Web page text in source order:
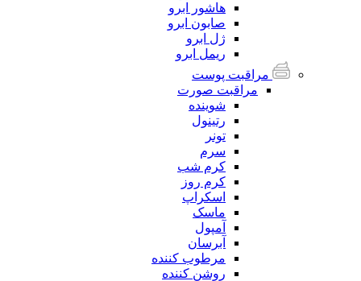
هاشور ابرو
صابون ابرو
ژل ابرو
ریمل ابرو
مراقبت پوست
مراقبت صورت
شوینده
رتینول
تونر
سرم
کرم شب
کرم روز
اسکراپ
ماسک
آمپول
آبرسان
مرطوب کننده
روشن کننده